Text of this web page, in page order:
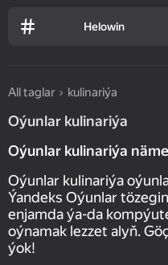
Helowin
All taglar kulinariýa
Oýunlar kulinariýa
Oýunlar kulinariýa
Oýunlar kulinariýa
Ýandeks Oýunlar
enjamda ýa-da
oýnamak lezzet alyň.
ýok!